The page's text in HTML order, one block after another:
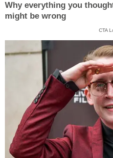
Why everything you
might be wrong
CTA